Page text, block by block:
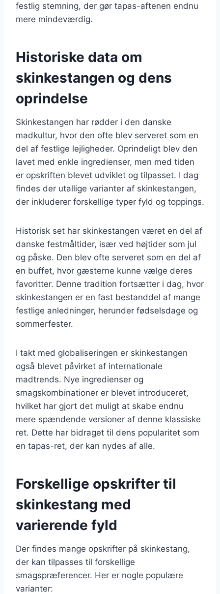
festlig stemning, der gør tapas-aftenen endnu
mere mindeværdig.
Historiske data om
skinkestangen og dens
oprindelse
Skinkestangen har rødder i den danske
madkultur, hvor den ofte blev serveret som en
del af festlige lejligheder. Oprindeligt blev den
lavet med enkle ingredienser, men med tiden
er opskriften blevet udviklet og tilpasset. I dag
findes der utallige varianter af skinkestangen,
der inkluderer forskellige typer fyld og toppings.
Historisk set har skinkestangen været en del af
danske festmåltider, især ved højtider som jul
og påske. Den blev ofte serveret som en del af
en buffet, hvor gæsterne kunne vælge deres
favoritter. Denne tradition fortsætter i dag, hvor
skinkestangen er en fast bestanddel af mange
festlige anledninger, herunder fødselsdage og
sommerfester.
I takt med globaliseringen er skinkestangen
også blevet påvirket af internationale
madtrends. Nye ingredienser og
smagskombinationer er blevet introduceret,
hvilket har gjort det muligt at skabe endnu
mere spændende versioner af denne klassiske
ret. Dette har bidraget til dens popularitet som
en tapas-ret, der kan nydes af alle.
Forskellige opskrifter til
skinkestang med
varierende fyld
Der findes mange opskrifter på skinkestang,
der kan tilpasses til forskellige
smagspræferencer. Her er nogle populære
varianter: